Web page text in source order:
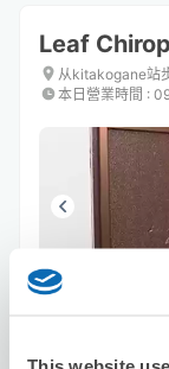
This website
Leaf
从kitakogane站
本日營業時間 :